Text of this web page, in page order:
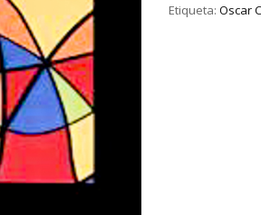
Etiqueta: Oscar